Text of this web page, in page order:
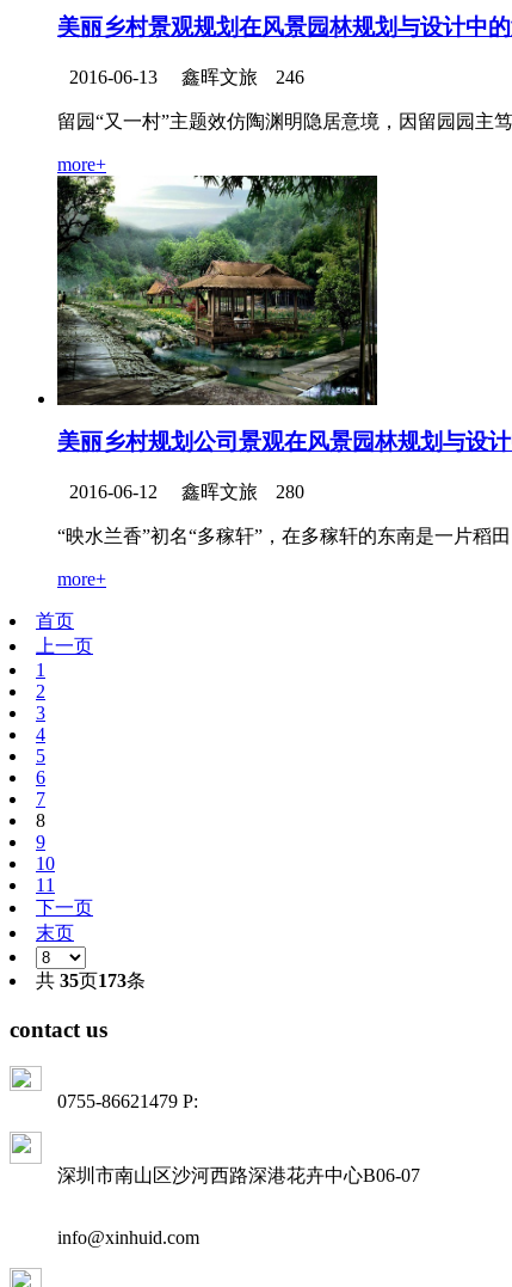
美丽乡村景观规划在风景园林规划与设计中
2016-06-13 鑫晖文旅 246
留园“又一村”主题效仿陶渊明隐居意境，因留园园主
more+
美丽乡村规划公司景观在风景园林规划与设
2016-06-12 鑫晖文旅 280
“映水兰香”初名“多稼轩”，在多稼轩的东南是一片稻
more+
首页
上一页
1
2
3
4
5
6
7
8
9
10
11
下一页
末页
共 35页173条
contact us
0755-86621479 P:
深圳市南山区沙河西路深港花卉中心B06-07
info@xinhuid.com